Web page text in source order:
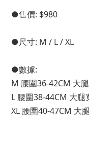
●售價: $980
●尺寸: M / L / XL
●數據:
M 腰圍36-42CM 大
L 腰圍38-44CM 大
XL 腰圍40-47CM 大